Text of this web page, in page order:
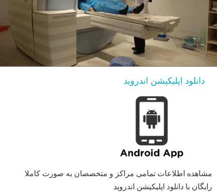
دانلود اپلیکیشن اندروید
مشاهده اطلاعات تمامی مراکز و متخصصان به صورت کاملا
رایگان با دانلود اپلیکیشن اندروید